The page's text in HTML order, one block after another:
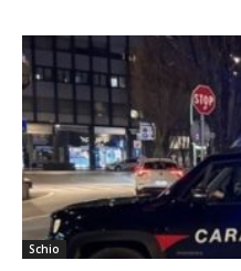
Schio